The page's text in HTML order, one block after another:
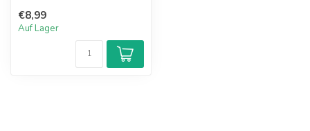
€8,99
Auf Lager